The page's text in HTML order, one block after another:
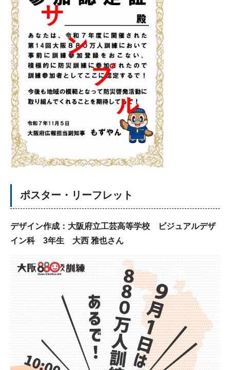
ポスター・リーフレット
デザイン作成：大阪府立工芸高等学校 ビジュアルデザ
イン科 3年生 大西 雅也さん